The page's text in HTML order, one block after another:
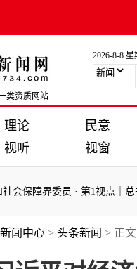
类资质网站
2026-8-8 星
理论 民意
视听 视窗
保障界委员·第1视点｜总书
障界委员 · 第1视点｜总书
新闻中心 > 头条新闻 > 正文